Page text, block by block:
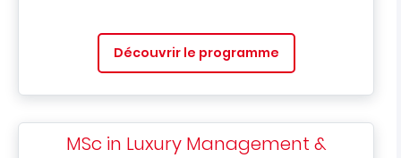
Découvrir le programme
MSc in Luxury Management &